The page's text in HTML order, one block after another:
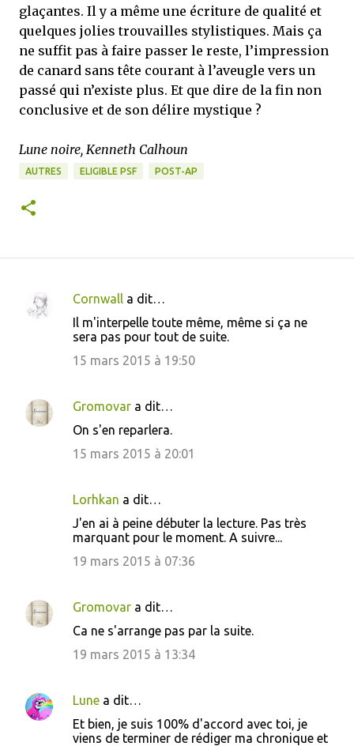
glaçantes. Il y a même une écriture de qualité et
quelques jolies trouvailles stylistiques. Mais ça
ne suffit pas à faire passer le reste, l’impression
de canard sans tête courant à l’aveugle vers un
passé qui n’existe plus. Et que dire de la fin non
conclusive et de son délire mystique ?
Lune noire, Kenneth Calhoun
AUTRES ELIGIBLE PSF POST-AP
C
e
n
Cornwall a dit…
Il m'interpelle toute même, même si ça ne
sera pas pour tout de suite.
15 mars 2015 à 19:50
Gromovar a dit…
On s'en reparlera.
15 mars 2015 à 20:01
Lorhkan a dit…
J'en ai à peine débuter la lecture. Pas très
marquant pour le moment. A suivre...
19 mars 2015 à 07:36
Gromovar a dit…
Ca ne s'arrange pas par la suite.
19 mars 2015 à 13:34
Lune a dit…
Et bien, je suis 100% d'accord avec toi, je
viens de terminer de rédiger ma chronique et